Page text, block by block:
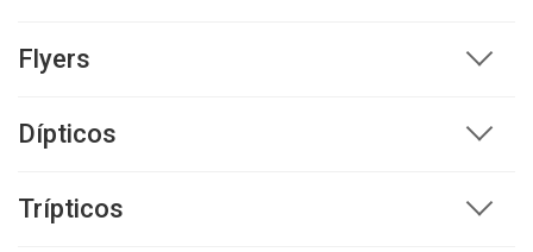
Flyers
Dípticos
Trípticos